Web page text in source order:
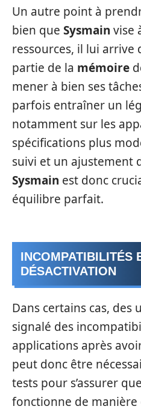
Un autre point à
bien que Sysmain vise
ressources, il lui arrive
partie de la mémoire
mener à bien ses
parfois entraîner un
notamment sur les
spécifications plus
suivi et un ajustement
Sysmain est donc
équilibre parfait.
INCOMPATIBILITÉS
DÉSACTIVATION
Dans certains cas, des
signalé des
applications après
peut donc être
tests pour s’assurer
fonctionne de manière